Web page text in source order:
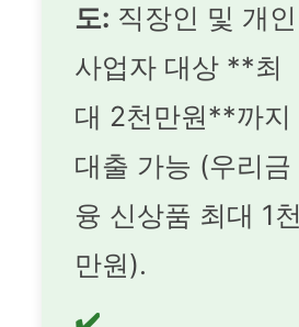
도: 직장인 및 개인
사업자 대상 **최
대 2천만원**까지
대출 가능 (우리금
융 신상품 최대 1천
만원).